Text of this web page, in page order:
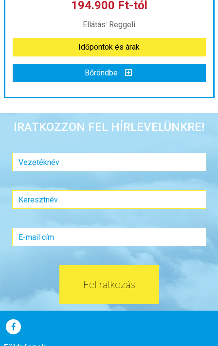
már 159.900 Ft-tól
Időpontok és árak
Bőröndbe
194.900 Ft-tól
Ellátás: Reggeli
Időpontok és árak
Bőröndbe
Város:Róma
Háromágyas szoba
Időtartam:4 éj
már 194.900 Ft-tól
Időpontok és árak
IRATKOZZON FEL HÍRLEVELÜNKRE!
Feliratkozás